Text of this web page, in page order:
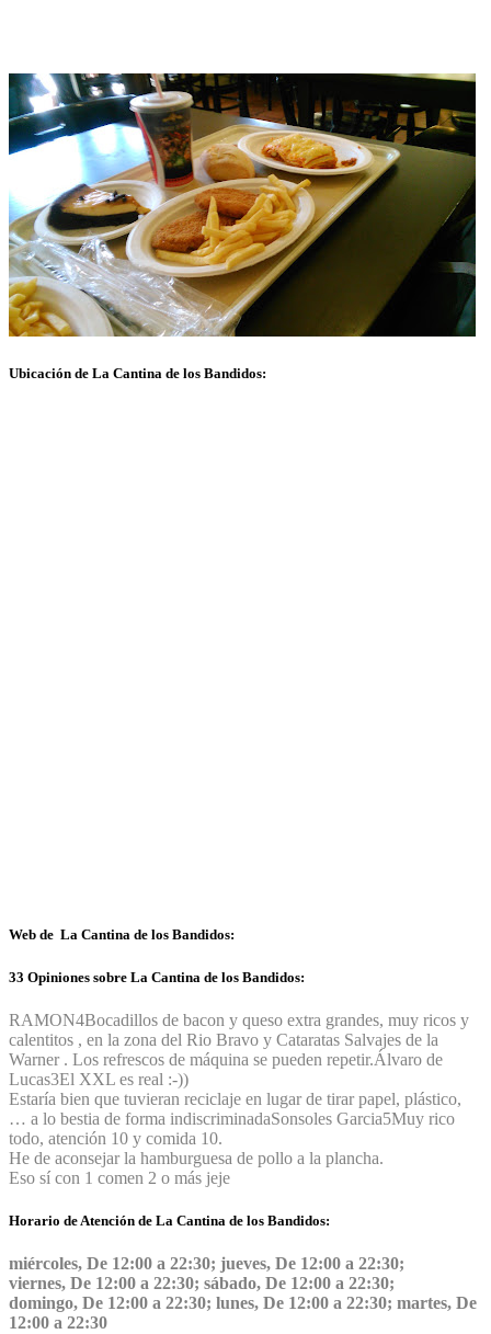
Ubicación de La Cantina de los Bandidos:
Web de La Cantina de los Bandidos:
33 Opiniones sobre La Cantina de los Bandidos:
RAMON4Bocadillos de bacon y queso extra grandes, muy ricos y
calentitos , en la zona del Rio Bravo y Cataratas Salvajes de la
Warner . Los refrescos de máquina se pueden repetir.Álvaro de
Lucas3El XXL es real :-))
Estaría bien que tuvieran reciclaje en lugar de tirar papel, plástico,
… a lo bestia de forma indiscriminadaSonsoles Garcia5Muy rico
todo, atención 10 y comida 10.
He de aconsejar la hamburguesa de pollo a la plancha.
Eso sí con 1 comen 2 o más jeje
Horario de Atención de La Cantina de los Bandidos:
miércoles, De 12:00 a 22:30; jueves, De 12:00 a 22:30;
viernes, De 12:00 a 22:30; sábado, De 12:00 a 22:30;
domingo, De 12:00 a 22:30; lunes, De 12:00 a 22:30; martes, De
12:00 a 22:30